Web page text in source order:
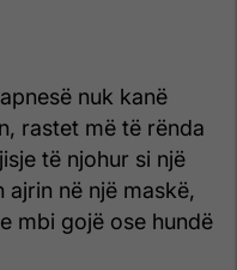
nuk kanë
rastet më të rënda
të njohur si një
ajrin në një maskë,
mbi gojë ose hundë